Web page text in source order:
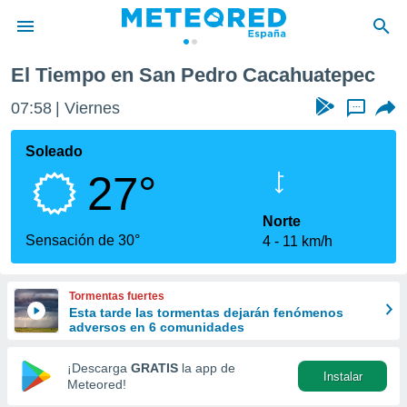
de
por
que se
calidad.
a este
las
y
forma
digital
basada
El Tiempo en San Pedro Cacahuatepec
07:58 Viernes ...
Soleado
27°
Sensación de 30°
Norte
4
11 km/h
Tormentas fuertes
Esta tarde las tormentas dejarán fenómenos
adversos en 6 comunidades
¡Descarga GRATIS la app de
Meteored!
Instalar